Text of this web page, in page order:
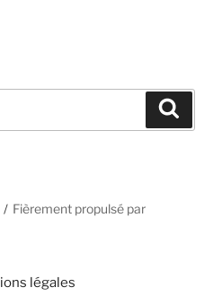
Fièrement propulsé par
légales